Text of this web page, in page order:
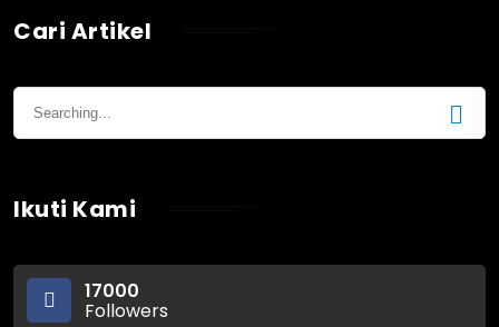
Cari Artikel
Ikuti Kami
17000
Followers